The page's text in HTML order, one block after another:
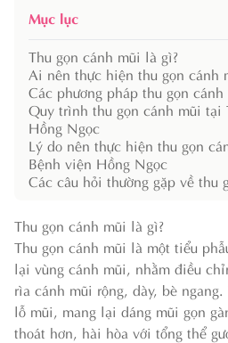
Mục lục
Thu gọn cánh mũi là gì?
Ai nên thực hiện thu gọn cánh
Các phương pháp thu gọn cánh
Quy trình thu gọn cánh mũi tại
Hồng Ngọc
Lý do nên thực hiện thu gọn
Bệnh viện Hồng Ngọc
Các câu hỏi thường gặp về thu
Thu gọn cánh mũi là gì?
Thu gọn cánh mũi là một tiểu
lại vùng cánh mũi, nhằm điều
rìa cánh mũi rộng, dày, bè
lỗ mũi, mang lại dáng mũi gọn
thoát hơn, hài hòa với tổng thể